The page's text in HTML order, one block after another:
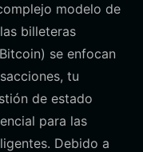
modelo de
billeteras
se enfocan
tu
de estado
para las
Debido a